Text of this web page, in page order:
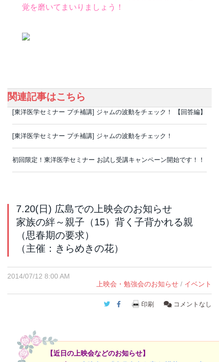
覚を磨いてまいりましょう！
関連記事はこちら
[東洋医学セミナー プチ補講] ジャムの波動をチェック！ 【回答編】
[東洋医学セミナー プチ補講] ジャムの波動をチェック！
初回限定！東洋医学セミナー お試し受講キャンペーン開始です！！
7.20(日) 広島での上映会のお知らせ
家族の絆～親子（15）背く子背かれる親
（思春期の要求）
（主催：きらめきの花）
2014/07/12 8:00 AM
上映会・勉強会のお知らせ / イベント
Twitter
Facebook
印刷 コメントなし
【近日の上映会などのお知らせ】